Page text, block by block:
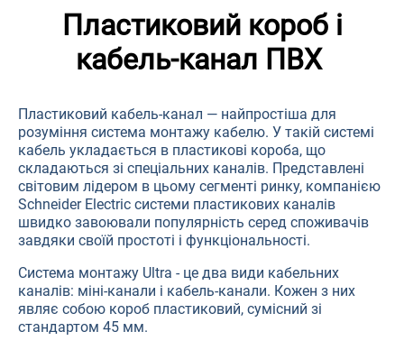
Пластиковий короб і
кабель-канал ПВХ
Пластиковий кабель-канал — найпростіша для
розуміння система монтажу кабелю. У такій системі
кабель укладається в пластикові короба, що
складаються зі спеціальних каналів. Представлені
світовим лідером в цьому сегменті ринку, компанією
Schneider Electric системи пластикових каналів
швидко завоювали популярність серед споживачів
завдяки своїй простоті і функціональності.
Система монтажу Ultra - це два види кабельних
каналів: міні-канали і кабель-канали. Кожен з них
являє собою короб пластиковий, сумісний зі
стандартом 45 мм.